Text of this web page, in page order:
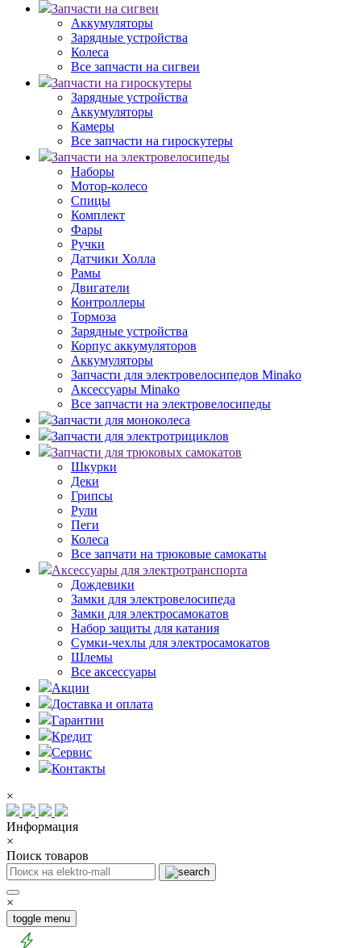
Запчасти на сигвеи
Аккумуляторы
Зарядные устройства
Колеса
Все запчасти на сигвеи
Запчасти на гироскутеры
Зарядные устройства
Аккумуляторы
Камеры
Все запчасти на гироскутеры
Запчасти на электровелосипеды
Наборы
Мотор-колесо
Спицы
Комплект
Фары
Ручки
Датчики Холла
Рамы
Двигатели
Контроллеры
Тормоза
Зарядные устройства
Корпус аккумуляторов
Аккумуляторы
Запчасти для электровелосипедов Minako
Аксессуары Minako
Все запчасти на электровелосипеды
Запчасти для моноколеса
Запчасти для электротрициклов
Запчасти для трюковых самокатов
Шкурки
Деки
Грипсы
Рули
Пеги
Колеса
Все запчати на трюковые самокаты
Аксессуары для электротранспорта
Дождевики
Замки для электровелосипеда
Замки для электросамокатов
Набор защиты для катания
Сумки-чехлы для электросамокатов
Шлемы
Все аксессуары
Акции
Доставка и оплата
Гарантии
Кредит
Сервис
Контакты
×
Информация
×
Поиск товаров
×
toggle menu